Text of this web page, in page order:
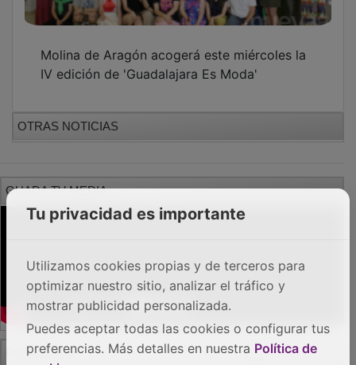
PUBLICIDAD
Tu privacidad es importante
Utilizamos cookies propias y de terceros para
optimizar nuestro sitio, analizar el tráfico y
mostrar publicidad personalizada.
Puedes aceptar todas las cookies o configurar tus
preferencias. Más detalles en nuestra Política de